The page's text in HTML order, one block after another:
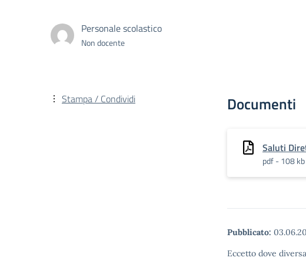
Personale scolastico
Non docente
Documenti
Saluti
pdf - 108 kb
Pubblicato:
Eccetto dove
Stampa / Condividi